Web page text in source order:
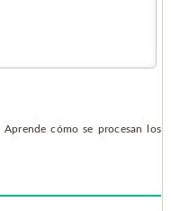
Aprende cómo se procesan los